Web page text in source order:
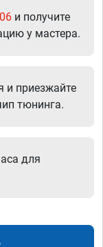
и получите
у мастера.
и приезжайте
тюнинга.
для